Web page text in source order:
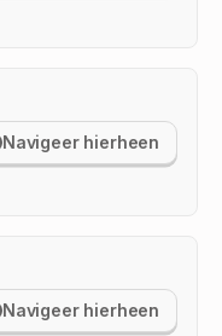
Navigeer hierheen
Navigeer hierheen